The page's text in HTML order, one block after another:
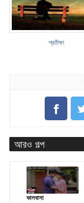
প্রতীক্ষা
আরও গল্প
ভালবাসা